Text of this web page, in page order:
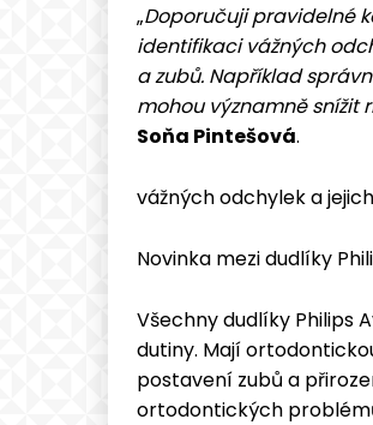
„Doporučuji pravidelné
identifikaci vážných
a zubů. Například
mohou významně snížit
Soňa Pintešová.
vážných odchylek a
Novinka mezi dudlíky
Všechny dudlíky Philips
dutiny. Mají
postavení zubů a
ortodontických